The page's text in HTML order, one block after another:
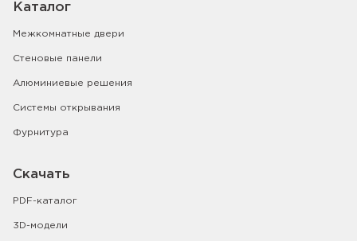
Каталог
Межкомнатные двери
Стеновые панели
Алюминиевые решения
Системы открывания
Фурнитура
Скачать
PDF-каталог
3D-модели